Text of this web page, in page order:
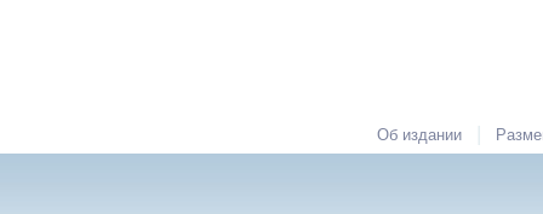
Об издании |